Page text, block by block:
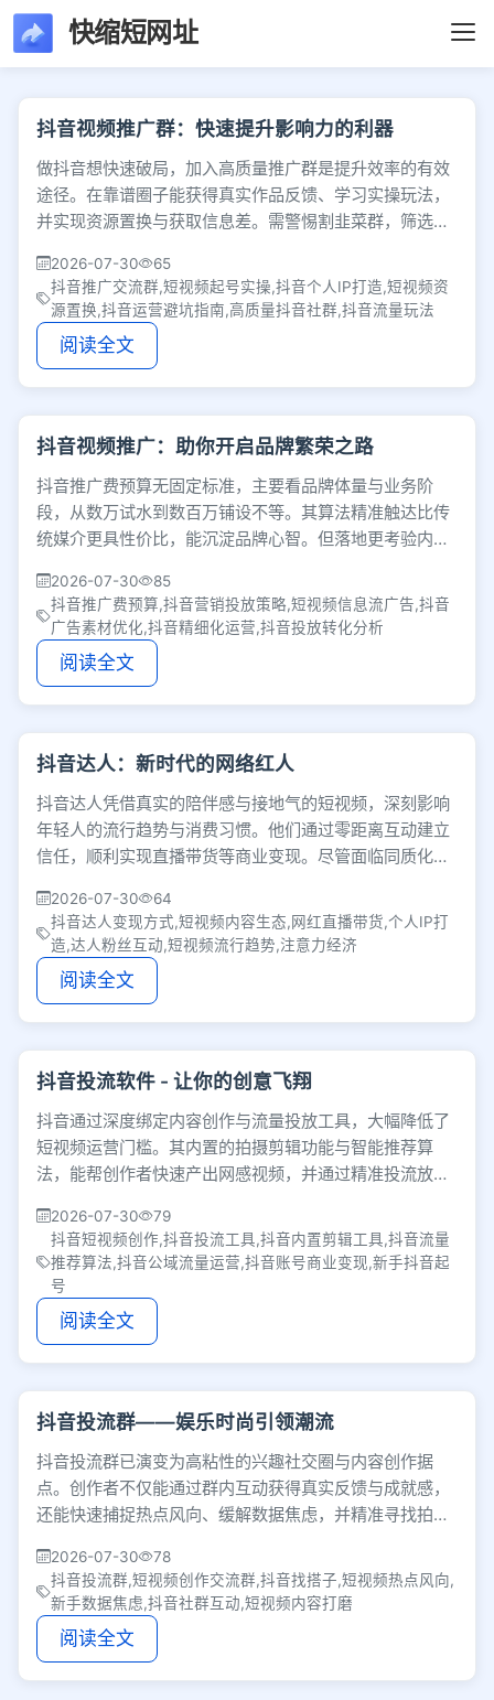
快缩短网址
文章列表 - 第104页
抖音视频推广群：快速提升影响力的利器
做抖音想快速破局，加入高质量推广群是提升效率的有效
途径。在靠谱圈子能获得真实作品反馈、学习实操玩法，
并实现资源置换与获取信息差。需警惕割韭菜群，筛选优
2026-07-30
65
抖音推广交流群,短视频起号实操,抖音个人IP打造,短视频资
源置换,抖音运营避坑指南,高质量抖音社群,抖音流量玩法
阅读全文
抖音视频推广：助你开启品牌繁荣之路
抖音推广费预算无固定标准，主要看品牌体量与业务阶
段，从数万试水到数百万铺设不等。其算法精准触达比传
统媒介更具性价比，能沉淀品牌心智。但落地更考验内容
2026-07-30
85
抖音推广费预算,抖音营销投放策略,短视频信息流广告,抖音
广告素材优化,抖音精细化运营,抖音投放转化分析
阅读全文
抖音达人：新时代的网络红人
抖音达人凭借真实的陪伴感与接地气的短视频，深刻影响
年轻人的流行趋势与消费习惯。他们通过零距离互动建立
信任，顺利实现直播带货等商业变现。尽管面临同质化争
2026-07-30
64
抖音达人变现方式,短视频内容生态,网红直播带货,个人IP打
造,达人粉丝互动,短视频流行趋势,注意力经济
阅读全文
抖音投流软件 - 让你的创意飞翔
抖音通过深度绑定内容创作与流量投放工具，大幅降低了
短视频运营门槛。其内置的拍摄剪辑功能与智能推荐算
法，能帮创作者快速产出网感视频，并通过精准投流放大
2026-07-30
79
抖音短视频创作,抖音投流工具,抖音内置剪辑工具,抖音流量
推荐算法,抖音公域流量运营,抖音账号商业变现,新手抖音起
号
阅读全文
抖音投流群——娱乐时尚引领潮流
抖音投流群已演变为高粘性的兴趣社交圈与内容创作据
点。创作者不仅能通过群内互动获得真实反馈与成就感，
还能快速捕捉热点风向、缓解数据焦虑，并精准寻找拍摄
2026-07-30
78
抖音投流群,短视频创作交流群,抖音找搭子,短视频热点风向,
新手数据焦虑,抖音社群互动,短视频内容打磨
阅读全文